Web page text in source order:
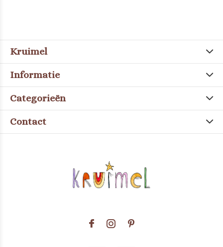
Kruimel
Informatie
Categorieën
Contact